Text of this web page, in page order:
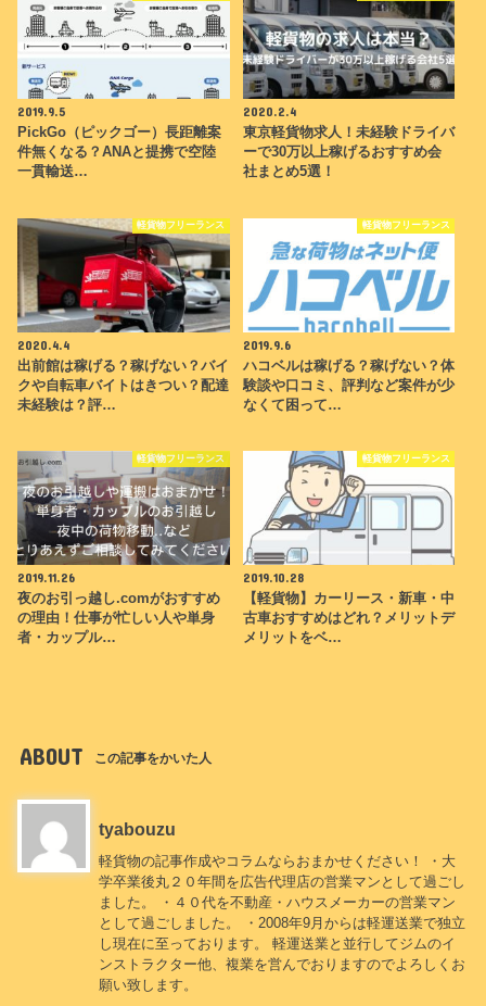
2019.9.5
PickGo（ピックゴー）長距離案
件無くなる？ANAと提携で空陸
一貫輸送…
2020.2.4
東京軽貨物求人！未経験ドライバ
ーで30万以上稼げるおすすめ会
社まとめ5選！
軽貨物フリーランス
2020.4.4
出前館は稼げる？稼げない？バイ
クや自転車バイトはきつい？配達
未経験は？評…
軽貨物フリーランス
2019.9.6
ハコベルは稼げる？稼げない？体
験談や口コミ、評判など案件が少
なくて困って…
軽貨物フリーランス
2019.11.26
夜のお引っ越し.comがおすすめ
の理由！仕事が忙しい人や単身
者・カップル…
軽貨物フリーランス
2019.10.28
【軽貨物】カーリース・新車・中
古車おすすめはどれ？メリットデ
メリットをベ…
ABOUT この記事をかいた人
tyabouzu
軽貨物の記事作成やコラムならおまかせください！ ・大
学卒業後丸２０年間を広告代理店の営業マンとして過ごし
ました。 ・４０代を不動産・ハウスメーカーの営業マン
として過ごしました。 ・2008年9月からは軽運送業で独立
し現在に至っております。 軽運送業と並行してジムのイ
ンストラクター他、複業を営んでおりますのでよろしくお
願い致します。